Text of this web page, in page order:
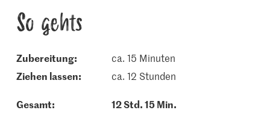
So gehts
Zubereitung:
ca. 15 Minuten
ziehen lassen:
ca. 12 Stunden
Gesamt: 12 Std. 15 Min.